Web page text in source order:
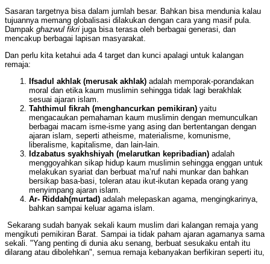
Sasaran targetnya bisa dalam jumlah besar. Bahkan bisa mendunia kalau
tujuannya memang globalisasi dilakukan dengan cara yang masif pula.
Dampak ghazwul fikri juga bisa terasa oleh berbagai generasi, dan
mencakup berbagai lapisan masyarakat.
Dan perlu kita ketahui ada 4 target dan kunci apalagi untuk kalangan
remaja:
Ifsadul akhlak (merusak akhlak) adalah memporak-porandakan
moral dan etika kaum muslimin sehingga tidak lagi berakhlak
sesuai ajaran islam.
Tahthimul fikrah (menghancurkan pemikiran) yaitu
mengacaukan pemahaman kaum muslimin dengan memunculkan
berbagai macam isme-isme yang asing dan bertentangan dengan
ajaran islam, seperti atheisme, materialisme, komunisme,
liberalisme, kapitalisme, dan lain-lain.
Idzabatus syakhshiyah (melarutkan kepribadian) adalah
menggoyahkan sikap hidup kaum muslimin sehingga enggan untuk
melakukan syariat dan berbuat ma’ruf nahi munkar dan bahkan
bersikap basa-basi, toleran atau ikut-ikutan kepada orang yang
menyimpang ajaran islam.
Ar- Riddah(murtad) adalah melepaskan agama, mengingkarinya,
bahkan sampai keluar agama islam.
Sekarang sudah banyak sekali kaum muslim dari kalangan remaja yang
mengikuti pemikiran Barat. Sampai ia tidak paham ajaran agamanya sama
sekali. "Yang penting di dunia aku senang, berbuat sesukaku entah itu
dilarang atau dibolehkan", semua remaja kebanyakan berfikiran seperti itu,